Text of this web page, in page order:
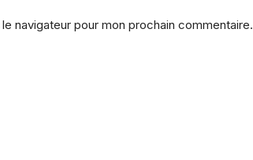
navigateur pour mon prochain commentaire.